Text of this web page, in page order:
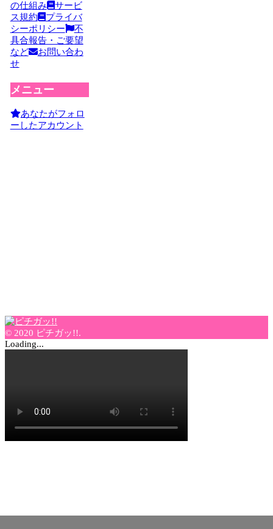
の仕組み
サービ
ス規約
プライバ
シーポリシー
不
具合報告・ご要望
など
お問い合わ
せ
メニュー
あなたがフォロ
ーしたアカウント
© 2020 ピチガッ!!.
Loading...